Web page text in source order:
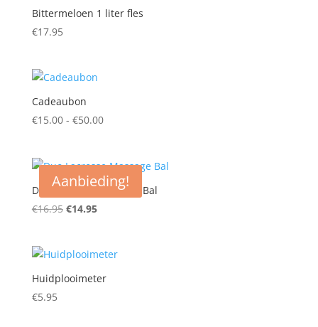
Bittermeloen 1 liter fles
€17.95
Cadeaubon
€15.00 - €50.00Prijsklasse:
€50.00
Aanbieding!
Duo Lacrosse Massage Bal
€16.95 Oorspronkelijke
€16.95.
€14.95Huidige
€14.95.
Huidplooimeter
€5.95